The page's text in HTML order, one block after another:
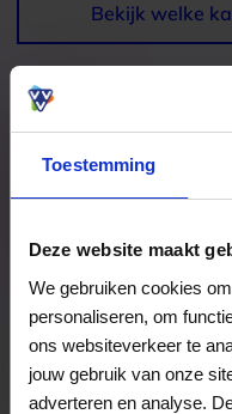
Toestemming
Deze website maakt
We gebruiken cookies
personaliseren, om
ons websiteverkeer te
jouw gebruik van onze
adverteren en analyse.
Bekijk welke
Roya Bags
Maandereind 11
6711AA Ede